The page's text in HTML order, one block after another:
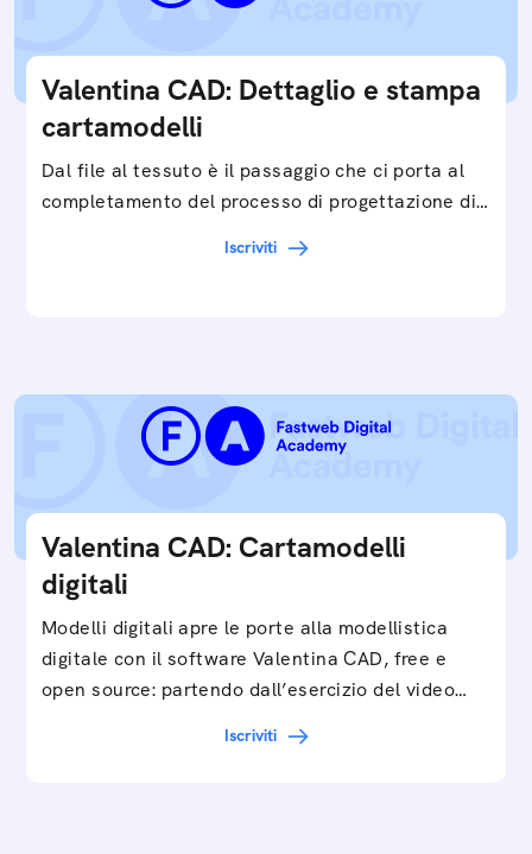
Valentina CAD: Dettaglio e stampa
cartamodelli
Dal file al tessuto è il passaggio che ci porta al
completamento del processo di progettazione di
Iscriviti
Valentina CAD: Cartamodelli
digitali
Modelli digitali apre le porte alla modellistica
digitale con il software Valentina CAD, free e
open source: partendo dall’esercizio del video…
Iscriviti